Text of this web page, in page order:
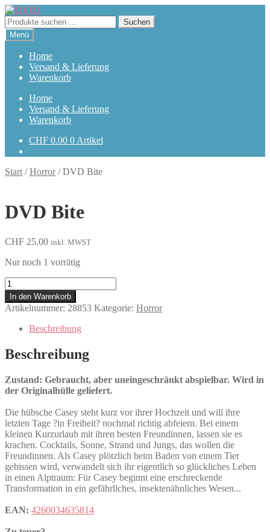
Zur
Navigation
springen
Zum
Inhalt
springen
Suchen
nach:
Suchen
Menü
Home
Versand & Lieferung
Warenkorb
Home
Versand & Lieferung
Warenkorb
CHF 0.00 0 Artikel
Start /Horror/DVD Bite
DVD Bite
CHF 25.00 inkl. MWST
Nur noch 1 vorrätig
Bite
Menge
In den Warenkorb
Artikelnummer: 28853 Kategorie: Horror
Beschreibung
Beschreibung
Zustand: Gebraucht, aber uneingeschränkt abspielbar. Wird in
der Originalhülle geliefert.
Die hübsche Casey steht kurz vor ihrer Hochzeit und will ihre
letzten Tage ?in Freiheit? nochmal richtig abfeiern. Bei einem
kleinen Kurzurlaub mit ihren besten Freundinnen, lassen sie es
krachen. Cocktails, Sonne, Strand und Jungs, das wollen die
Freundinnen. Als Casey plötzlich beim Baden von einem Tier
gebissen wird, verwandelt sich ihr eigentlich so glückliches Leben
in einen Alptraum: Für Casey beginnt eine erschreckende
Transformation in ein gefährliches, insektenähnliches Wesen...
EAN: 4260034635814